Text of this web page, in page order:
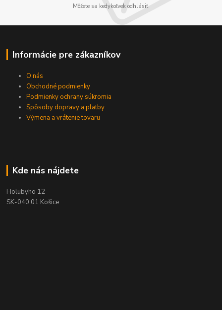
Môžete sa kedykoľvek odhlásiť.
Informácie pre zákazníkov
O nás
Obchodné podmienky
Podmienky ochrany súkromia
Spôsoby dopravy a platby
Výmena a vrátenie tovaru
Kde nás nájdete
Holubyho 12
SK-040 01 Košice